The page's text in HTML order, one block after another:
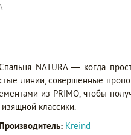
NATURA — когда
линии, совершенные
из PRIMO, чтобы
классики.
Производитель: Kreind